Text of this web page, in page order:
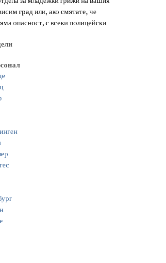
град или, ако смятате, че
опасност, с всеки полицейски